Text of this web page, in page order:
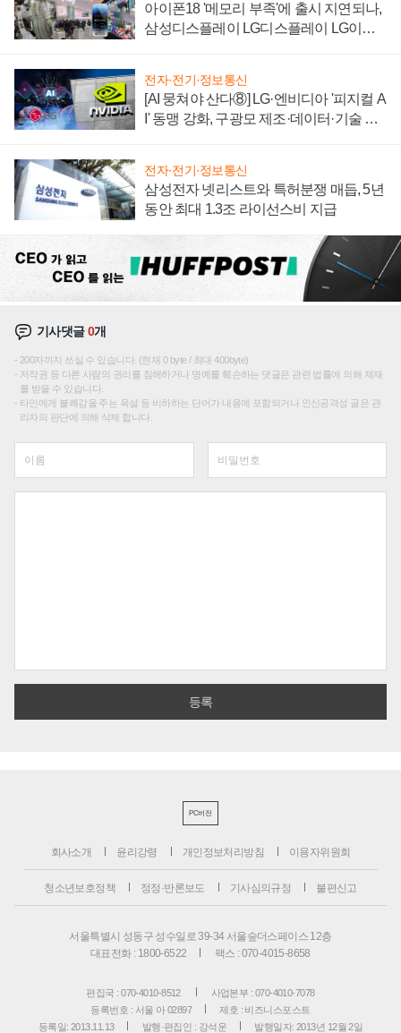
아이폰18 '메모리 부족'에 출시 지연되나,
삼성디스플레이 LG디스플레이 LG이노
전자·전기·정보통신
[AI 뭉쳐야 산다⑧] LG·엔비디아 '피지컬 A
I' 동맹 강화, 구광모 제조·데이터·기술 결
전자·전기·정보통신
삼성전자 넷리스트와 특허분쟁 매듭, 5년
동안 최대 1.3조 라이선스비 지급
기사댓글0개
200자까지 쓰실 수 있습니다. (현재 0 byte / 최대 400byte)
저작권 등 다른 사람의 권리를 침해하거나 명예를 훼손하는 댓글은 관련 법률에 의해 제재
를 받을 수 있습니다.
타인에게 불쾌감을 주는 욕설 등 비하하는 단어가 내용에 포함되거나 인신공격성 글은 관
리자의 판단에 의해 삭제 합니다.
PC버전
회사소개 윤리강령 개인정보처리방침 이용자위원회
청소년보호정책 정정·반론보도 기사심의규정 불편신고
서울특별시 성동구 성수일로 39-34 서울숲더스페이스 12층
대표전화 : 1800-6522
팩스 : 070-4015-8658
편집국 : 070-4010-8512
사업본부 : 070-4010-7078
등록번호 : 서울 아 02897
제호 : 비즈니스포스트
등록일: 2013.11.13
발행·편집인 : 강석운 발행일자: 2013년 12월 2일